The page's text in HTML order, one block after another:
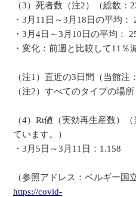
（3）死者数（注2）（総数：
・3月11日～3月18日の平均：
・3月4日～3月10日の平均：
・変化：前週と比較して11％
（注1）直近の3日間（当館
（注2）すべてのタイプの場
（4）Rt値（実効再生産数）
ています。）
・3月5日～3月11日：1.158
（参照アドレス：ベルギー国
https://covid-